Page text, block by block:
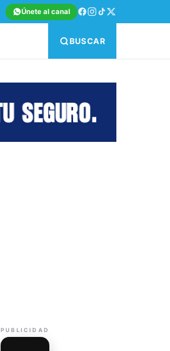
Únete al canal
BUSCAR
PUBLICIDAD